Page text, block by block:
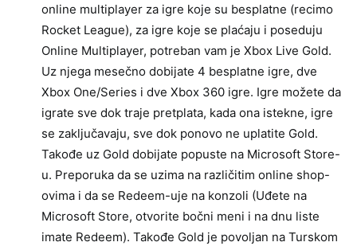
online multiplayer za igre koje su besplatne (recimo
Rocket League), za igre koje se plaćaju i poseduju
Online Multiplayer, potreban vam je Xbox Live Gold.
Uz njega mesečno dobijate 4 besplatne igre, dve
Xbox One/Series i dve Xbox 360 igre. Igre možete da
igrate sve dok traje pretplata, kada ona istekne, igre
se zaključavaju, sve dok ponovo ne uplatite Gold.
Takođe uz Gold dobijate popuste na Microsoft Store-
u. Preporuka da se uzima na različitim online shop-
ovima i da se Redeem-uje na konzoli (Uđete na
Microsoft Store, otvorite bočni meni i na dnu liste
imate Redeem). Takođe Gold je povoljan na Turskom